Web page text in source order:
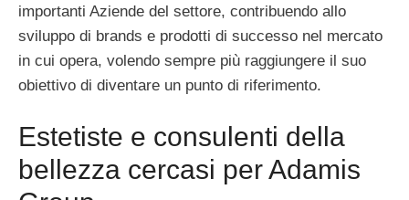
importanti Aziende del settore, contribuendo allo
sviluppo di brands e prodotti di successo nel mercato
in cui opera, volendo sempre più raggiungere il suo
obiettivo di diventare un punto di riferimento.
Estetiste e consulenti della
bellezza cercasi per Adamis